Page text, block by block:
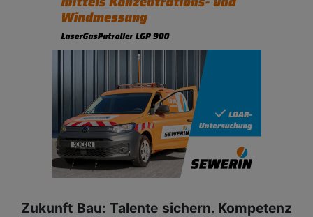
Zukunft Bau: Talente sichern. Kompetenz